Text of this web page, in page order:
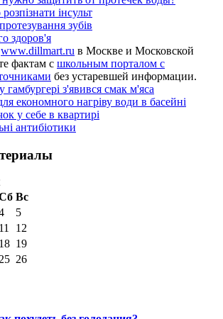
інсульт
зубів
здоров'я
www.dillmart.ru в Москве и Московской
фактам с школьным порталом с
без устаревшей информации.
гамбургері з'явився смак м'яса
економного нагріву води в басейні
у себе в квартирі
антибіотики
Вс
5
11
12
18 19
26